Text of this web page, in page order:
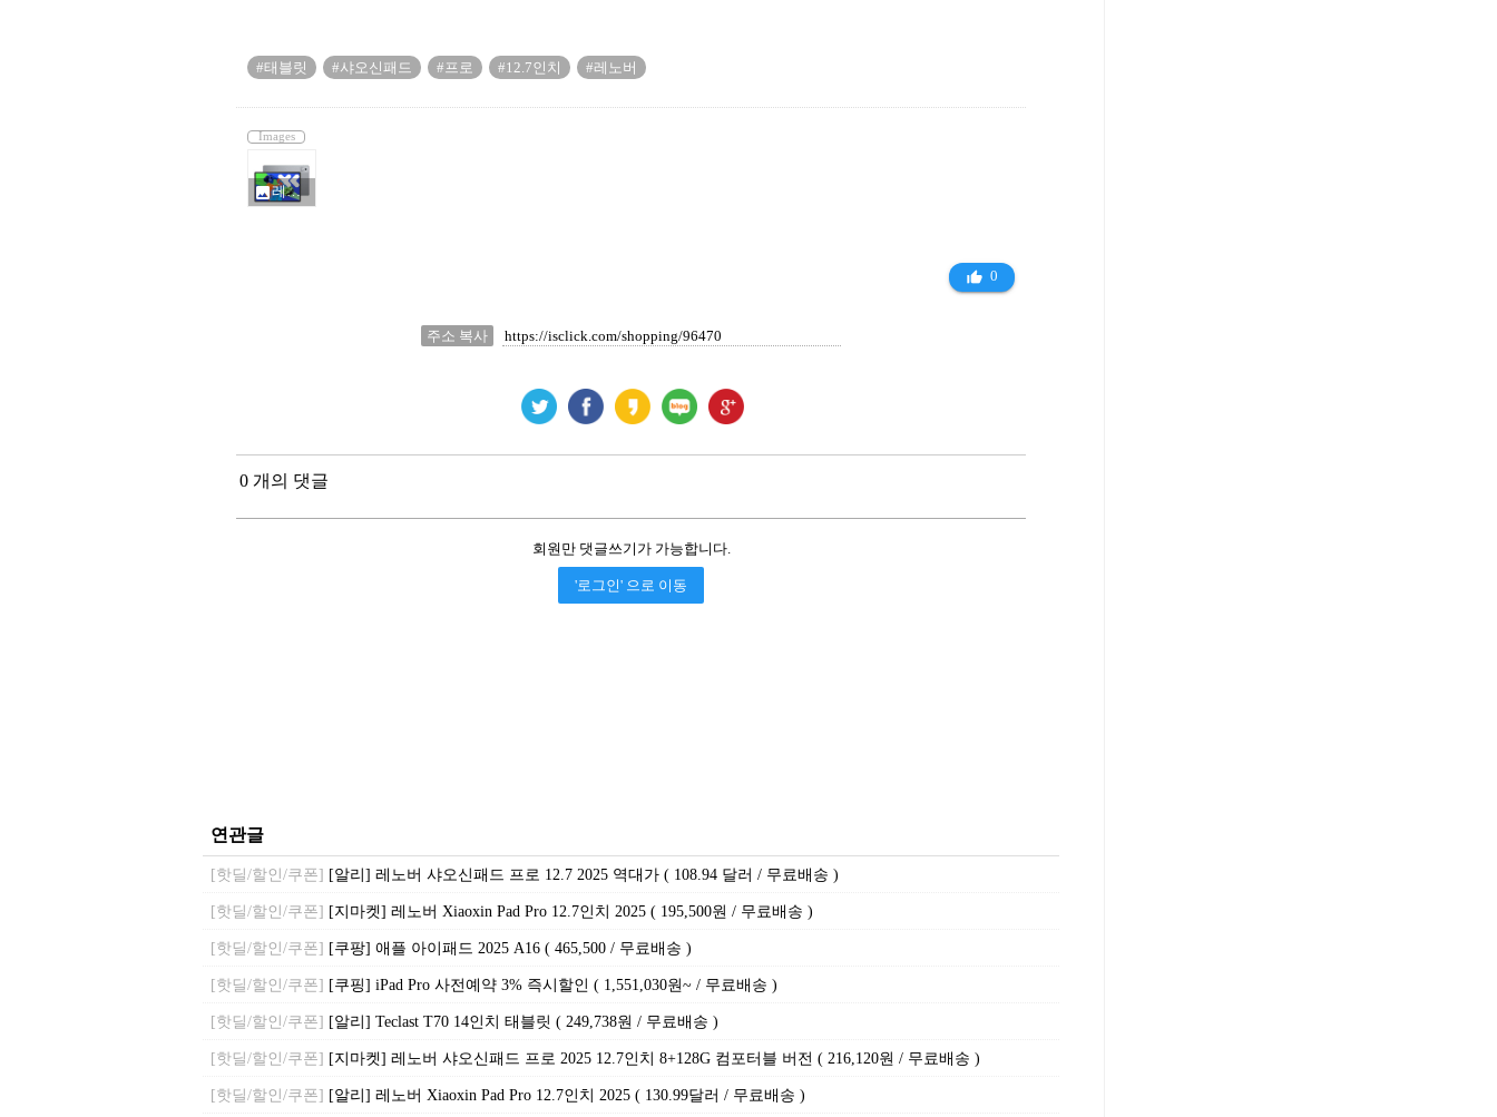
#태블릿 #샤오신패드 #프로 #12.7인치 #레노버
Images
photo레노버 샤오신패드 프로 2025 PAD PRO_4622011.jpg
thumb_up_alt 0
주소 복사
0 개의 댓글
회원만 댓글쓰기가 가능합니다.
'로그인' 으로 이동
연관글
[핫딜/할인/쿠폰] [알리] 레노버 샤오신패드 프로 12.7 2025 역대가 ( 108.94 달러 / 무료배송 )
[핫딜/할인/쿠폰] [지마켓] 레노버 Xiaoxin Pad Pro 12.7인치 2025 ( 195,500원 / 무료배송 )
[핫딜/할인/쿠폰] [쿠팡] 애플 아이패드 2025 A16 ( 465,500 / 무료배송 )
[핫딜/할인/쿠폰] [쿠핑] iPad Pro 사전예약 3% 즉시할인 ( 1,551,030원~ / 무료배송 )
[핫딜/할인/쿠폰] [알리] Teclast T70 14인치 태블릿 ( 249,738원 / 무료배송 )
[핫딜/할인/쿠폰] [지마켓] 레노버 샤오신패드 프로 2025 12.7인치 8+128G 컴포터블 버전 ( 216,120원 / 무료배송 )
[핫딜/할인/쿠폰] [알리] 레노버 Xiaoxin Pad Pro 12.7인치 2025 ( 130.99달러 / 무료배송 )